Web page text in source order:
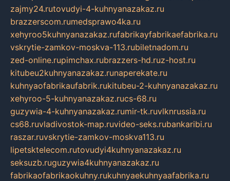
zajmy24.rutovudyi-4-kuhnyanazakaz.ru
brazzerscom.rumedsprawo4ka.ru
xehyroo5kuhnyanazakaz.rufabrikayfabrikaefabrika.ru
vskrytie-zamkov-moskva-113.rubiletnadom.ru
zed-online.rupimchax.rubrazzers-hd.ruz-host.ru
kitubeu2kuhnyanazakaz.runaperekate.ru
kuhnyaofabrikaufabrik.rukitubeu-2-kuhnyanazakaz.ru
xehyroo-5-kuhnyanazakaz.rucs-68.ru
guzywia-4-kuhnyanazakaz.rumir-tk.ruvlknrussia.ru
cs68.ruvladivostok-map.ruvideo-seks.rubankaribi.ru
raszar.ruvskrytie-zamkov-moskva113.ru
lipetsktelecom.rutovudyi4kuhnyanazakaz.ru
seksuzb.ruguzywia4kuhnyanazakaz.ru
fabrikaofabrikaokuhny.rukuhnyaekuhnyaafabrika.ru